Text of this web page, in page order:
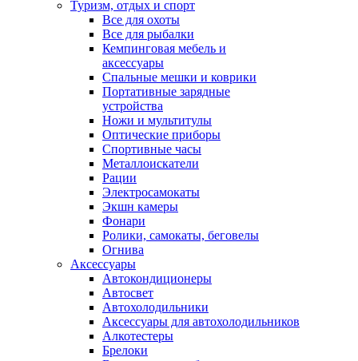
Туризм, отдых и спорт
Все для охоты
Все для рыбалки
Кемпинговая мебель и
аксессуары
Спальные мешки и коврики
Портативные зарядные
устройства
Ножи и мультитулы
Оптические приборы
Спортивные часы
Металлоискатели
Рации
Электросамокаты
Экшн камеры
Фонари
Ролики, самокаты, беговелы
Огнива
Аксессуары
Автокондиционеры
Aвтосвет
Автохолодильники
Аксессуары для автохолодильников
Алкотестеры
Брелоки